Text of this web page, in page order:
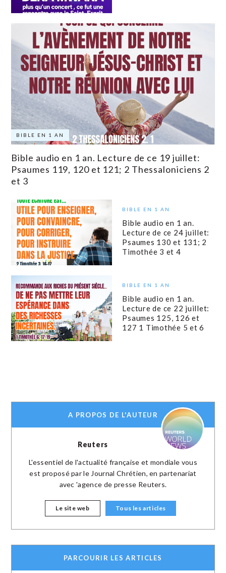
BIBLE EN 1 AN
Bible audio en 1 an. Lecture de ce 19 juillet:
Psaumes 119, 120 et 121; 2 Thessaloniciens 2
et 3
BIBLE EN 1 AN
Bible audio en 1 an.
Lecture de ce 24 juillet:
Psaumes 130 et 131; 2
Timothée 3 et 4
BIBLE EN 1 AN
Bible audio en 1 an.
Lecture de ce 22 juillet:
Psaumes 125, 126 et
127 1 Timothée 5 et 6
A PROPOS DE L'AUTEUR
Reuters
L'essentiel de l'actualité française et mondiale vous
est proposé par le Journal Chrétien, en partenariat
avec 'agence de presse Reuters.
Le site web Tous les articles
PARCOURIR LES ARTICLES